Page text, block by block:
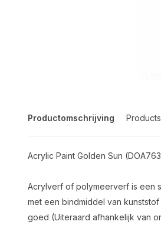
Productomschrijving
Acrylic Paint Golden Sun
Acrylverf of polymeerverf is een
met een bindmiddel van
goed (Uiteraard afhankelijk van